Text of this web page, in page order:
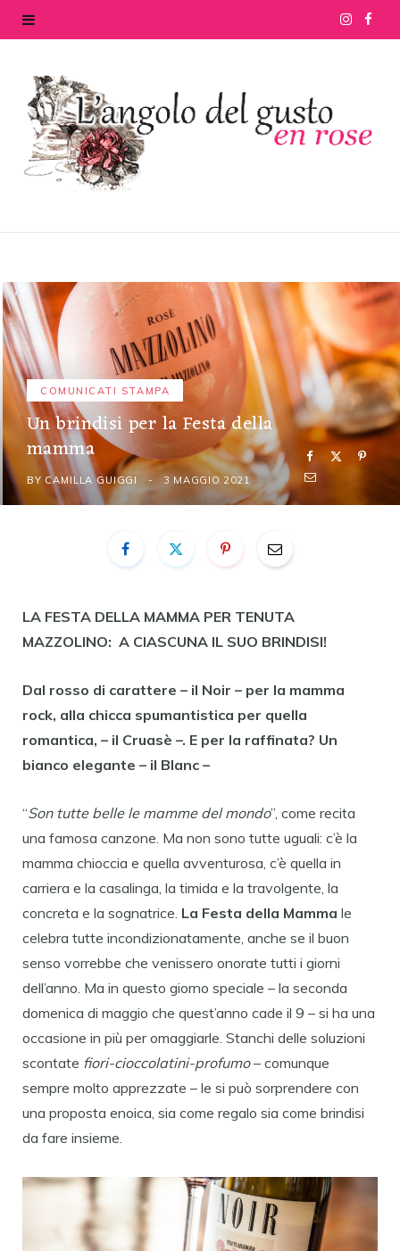
I
t
a
e
k
COMUNICATI STAMPA
Un brindisi per la Festa della
mamma
BY CAMILLA GUIGGI 3 MAGGIO 2021
LA FESTA DELLA MAMMA PER TENUTA
MAZZOLINO: A CIASCUNA IL SUO BRINDISI!
Dal rosso di carattere – il Noir – per la mamma
rock, alla chicca spumantistica per quella
romantica, – il Cruasè –. E per la raffinata? Un
bianco elegante – il Blanc –
“Son tutte belle le mamme del mondo”, come recita
una famosa canzone. Ma non sono tutte uguali: c’è la
mamma chioccia e quella avventurosa, c’è quella in
carriera e la casalinga, la timida e la travolgente, la
concreta e la sognatrice. La Festa della Mamma le
celebra tutte incondizionatamente, anche se il buon
senso vorrebbe che venissero onorate tutti i giorni
dell’anno. Ma in questo giorno speciale – la seconda
domenica di maggio che quest’anno cade il 9 – si ha una
occasione in più per omaggiarle. Stanchi delle soluzioni
scontate fiori-cioccolatini-profumo– comunque
sempre molto apprezzate – le si può sorprendere con
una proposta enoica, sia come regalo sia come brindisi
da fare insieme.